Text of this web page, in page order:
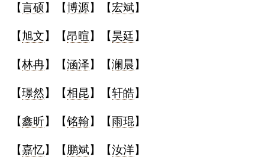
男孩名字打分
女孩名字打分
生
肖
起
【言硕 】【博源】【宏斌】
【旭文】【昂暄】【昊廷 】
【林冉】【涵泽】【澜晨】
【璟然】【相昆】【轩皓】
【鑫昕】【铭翰】【雨琨】
【嘉忆】【鹏斌】【汝洋】